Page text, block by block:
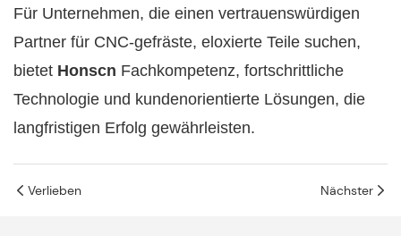
Für Unternehmen, die einen vertrauenswürdigen
Partner für CNC-gefräste, eloxierte Teile suchen,
bietet Honscn Fachkompetenz, fortschrittliche
Technologie und kundenorientierte Lösungen, die
langfristigen Erfolg gewährleisten.
Verlieben Nächster